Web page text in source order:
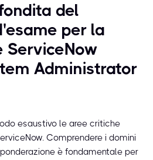
del
per la
Administrator
esaustivo le aree critiche
Comprendere i domini
è fondamentale per